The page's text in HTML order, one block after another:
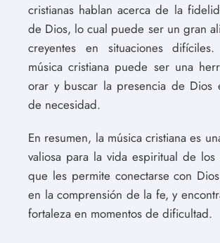
cristianas hablan acerca de la
de Dios, lo cual puede ser un gran
creyentes en situaciones
música cristiana puede ser una
orar y buscar la presencia de Dios
de necesidad.
En resumen, la música cristiana es
valiosa para la vida espiritual de los
que les permite conectarse con
en la comprensión de la fe, y
fortaleza en momentos de dificultad.